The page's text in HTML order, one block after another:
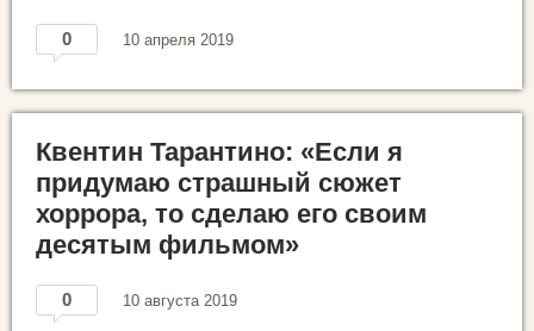
0 10 апреля 2019
Квентин Тарантино: «Если я
придумаю страшный сюжет
хоррора, то сделаю его своим
десятым фильмом»
0 10 августа 2019